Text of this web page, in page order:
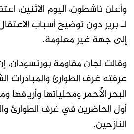
وأعلن ناشطون، اليوم الاثنين،
لـ برير دون توضيح أسباب
إلى جهة غير معلومة.
وقالت لجان مقاومة بورتسودان،
عرفته غرف الطوارئ والمبادرات
البحر الأحمر ومحلياتها وأريافها
أول الحاضرين في غرف الطوارئ
النازحين.